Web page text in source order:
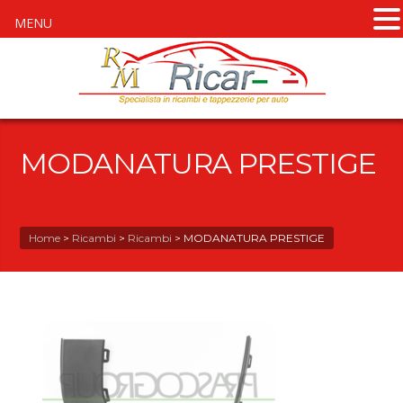
MODANATURA PRESTIGE
Home > Ricambi > Ricambi > MODANATURA PRESTIGE
MENU